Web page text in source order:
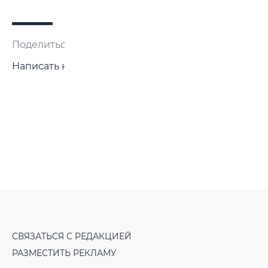
Поделиться:
Написать нам
СВЯЗАТЬСЯ С РЕДАКЦИЕЙ
РАЗМЕСТИТЬ РЕКЛАМУ